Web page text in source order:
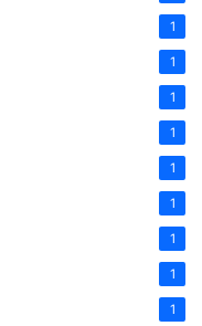
1
1
1
1
1
1
1
1
1